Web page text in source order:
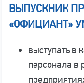
ВЫПУСКНИК
«ОФИЦИАНТ»
выступать в
персонала в